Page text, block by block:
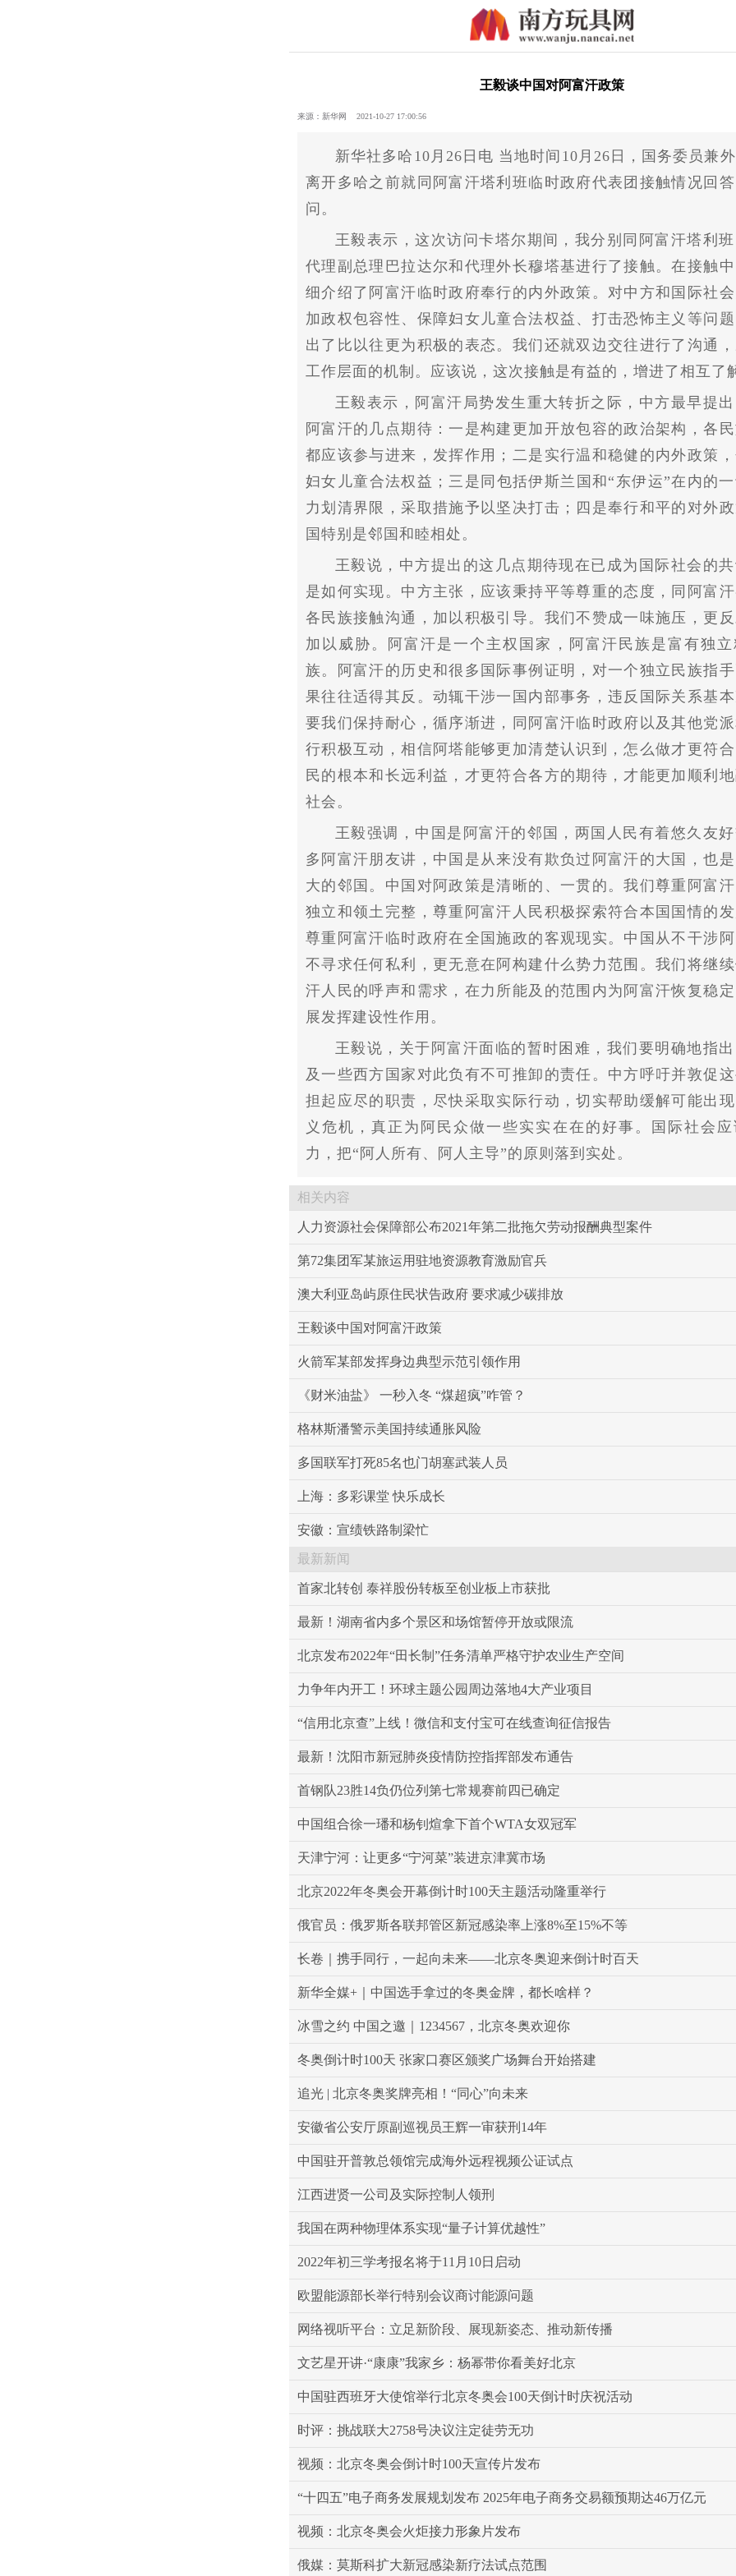
王毅谈中国对阿富汗政策
来源：新华网 2021-10-27 17:00:56
新华社多哈10月26日电 当地时间10月26日，国务委员兼
离开多哈之前就同阿富汗塔利班临时政府代表团接触情况回
问。
王毅表示，这次访问卡塔尔期间，我分别同阿富汗塔利
代理副总理巴拉达尔和代理外长穆塔基进行了接触。在接触
细介绍了阿富汗临时政府奉行的内外政策。对中方和国际社
加政权包容性、保障妇女儿童合法权益、打击恐怖主义等问
出了比以往更为积极的表态。我们还就双边交往进行了沟通
工作层面的机制。应该说，这次接触是有益的，增进了相互了
王毅表示，阿富汗局势发生重大转折之际，中方最早提
阿富汗的几点期待：一是构建更加开放包容的政治架构，各
都应该参与进来，发挥作用；二是实行温和稳健的内外政策
妇女儿童合法权益；三是同包括伊斯兰国和“东伊运”在内的
力划清界限，采取措施予以坚决打击；四是奉行和平的对外
国特别是邻国和睦相处。
王毅说，中方提出的这几点期待现在已成为国际社会的
是如何实现。中方主张，应该秉持平等尊重的态度，同阿富
各民族接触沟通，加以积极引导。我们不赞成一味施压，更
加以威胁。阿富汗是一个主权国家，阿富汗民族是富有独
族。阿富汗的历史和很多国际事例证明，对一个独立民族指
果往往适得其反。动辄干涉一国内部事务，违反国际关系基
要我们保持耐心，循序渐进，同阿富汗临时政府以及其他党
行积极互动，相信阿塔能够更加清楚认识到，怎么做才更符
民的根本和长远利益，才更符合各方的期待，才能更加顺利
社会。
王毅强调，中国是阿富汗的邻国，两国人民有着悠久友
多阿富汗朋友讲，中国是从来没有欺负过阿富汗的大国，也
大的邻国。中国对阿政策是清晰的、一贯的。我们尊重阿富
独立和领土完整，尊重阿富汗人民积极探索符合本国国情的
尊重阿富汗临时政府在全国施政的客观现实。中国从不干涉
不寻求任何私利，更无意在阿构建什么势力范围。我们将继
汗人民的呼声和需求，在力所能及的范围内为阿富汗恢复稳
展发挥建设性作用。
王毅说，关于阿富汗面临的暂时困难，我们要明确地指
及一些西方国家对此负有不可推卸的责任。中方呼吁并敦促
担起应尽的职责，尽快采取实际行动，切实帮助缓解可能出
义危机，真正为阿民众做一些实实在在的好事。国际社会
力，把“阿人所有、阿人主导”的原则落到实处。
相关内容
人力资源社会保障部公布2021年第二批拖欠劳动报酬典型案件
第72集团军某旅运用驻地资源教育激励官兵
澳大利亚岛屿原住民状告政府 要求减少碳排放
王毅谈中国对阿富汗政策
火箭军某部发挥身边典型示范引领作用
《财米油盐》 一秒入冬 “煤超疯”咋管？
格林斯潘警示美国持续通胀风险
多国联军打死85名也门胡塞武装人员
上海：多彩课堂 快乐成长
安徽：宣绩铁路制梁忙
最新新闻
首家北转创 泰祥股份转板至创业板上市获批
最新！湖南省内多个景区和场馆暂停开放或限流
北京发布2022年“田长制”任务清单严格守护农业生产空间
力争年内开工！环球主题公园周边落地4大产业项目
“信用北京查”上线！微信和支付宝可在线查询征信报告
最新！沈阳市新冠肺炎疫情防控指挥部发布通告
首钢队23胜14负仍位列第七常规赛前四已确定
中国组合徐一璠和杨钊煊拿下首个WTA女双冠军
天津宁河：让更多“宁河菜”装进京津冀市场
北京2022年冬奥会开幕倒计时100天主题活动隆重举行
俄官员：俄罗斯各联邦管区新冠感染率上涨8%至15%不等
长卷｜携手同行，一起向未来——北京冬奥迎来倒计时百天
新华全媒+｜中国选手拿过的冬奥金牌，都长啥样？
冰雪之约 中国之邀｜1234567，北京冬奥欢迎你
冬奥倒计时100天 张家口赛区颁奖广场舞台开始搭建
追光 | 北京冬奥奖牌亮相！“同心”向未来
安徽省公安厅原副巡视员王辉一审获刑14年
中国驻开普敦总领馆完成海外远程视频公证试点
江西进贤一公司及实际控制人领刑
我国在两种物理体系实现“量子计算优越性”
2022年初三学考报名将于11月10日启动
欧盟能源部长举行特别会议商讨能源问题
网络视听平台：立足新阶段、展现新姿态、推动新传播
文艺星开讲·“康康”我家乡：杨幂带你看美好北京
中国驻西班牙大使馆举行北京冬奥会100天倒计时庆祝活动
时评：挑战联大2758号决议注定徒劳无功
视频：北京冬奥会倒计时100天宣传片发布
“十四五”电子商务发展规划发布 2025年电子商务交易额预期达46万亿元
视频：北京冬奥会火炬接力形象片发布
俄媒：莫斯科扩大新冠感染新疗法试点范围